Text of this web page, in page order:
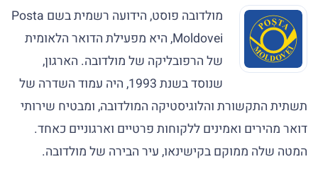
מולדובה פוסט, הידועה רשמית בשם Posta
Moldovei, היא מפעילת הדואר הלאומית
של הרפובליקה של מולדובה. הארגון,
שנוסד בשנת 1993, היה עמוד השדרה של
תשתית התקשורת והלוגיסטיקה המולדובה, ומבטיח שירותי
דואר מהירים ואמינים ללקוחות פרטיים וארגוניים כאחד.
המטה שלה ממוקם בקישינאו, עיר הבירה של מולדובה.